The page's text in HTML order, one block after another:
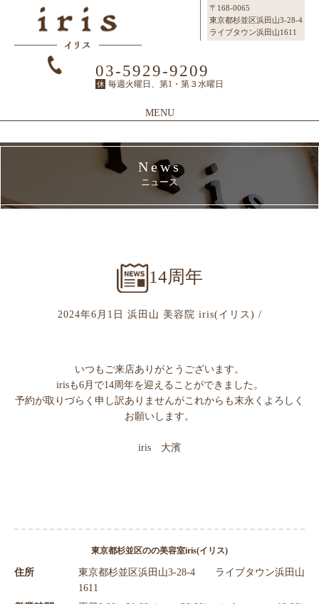
〒168-0065
東京都杉並区浜田山3-28-4
ライブタウン浜田山1611
03-5929-9209
休 毎週火曜日、第1・第３水曜日
MENU
Top
Topページ
Concept
irisのこだわり
SalonInfo
サロンインフォ
スタッフ紹介
Products
商品紹介
Recruit
News
ニュース
14周年
2024年6月1日 浜田山 美容院 iris(イリス) /
いつもご来店ありがとうございます。
irisも6月で14周年を迎えることができました。
予約が取りづらく申し訳ありませんがこれからも末永くよろしく
お願いします。
iris 大濱
東京都杉並区のの美容室iris(イリス)
住所
東京都杉並区浜田山3-28-4 ライブタウン浜田山
1611